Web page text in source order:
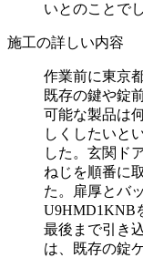
いとのことでし
施工の詳しい内容
作業前に東京
既存の鍵や錠
可能な製品は
しくしたいと
した。玄関ド
ねじを順番に
た。扉厚とバ
U9HMD1KNB
最後まで引き
は、既存の錠